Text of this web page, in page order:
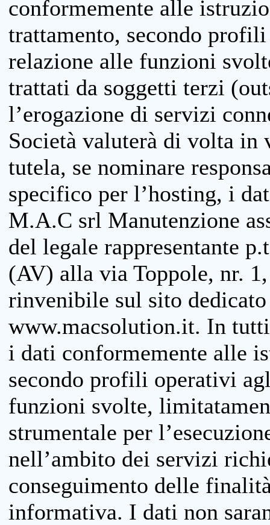
conformemente alle
trattamento, secondo
relazione alle funzioni
trattati da soggetti terzi
l’erogazione di servizi
Società valuterà di volta in
tutela, se nominare
specifico per l’hosting, i
M.A.C srl Manutenzione
del legale rappresentante
(AV) alla via Toppole, nr.
rinvenibile sul sito
www.macsolution.it. In
i dati conformemente alle
secondo profili operativi
funzioni svolte,
strumentale per
nell’ambito dei servizi
conseguimento delle
informativa. I dati non